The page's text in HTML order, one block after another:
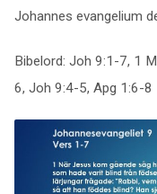
Johannes evangelium
Bibelord: Joh 9:1-7, 1
6, Joh 9:4-5, Apg 1:6-8